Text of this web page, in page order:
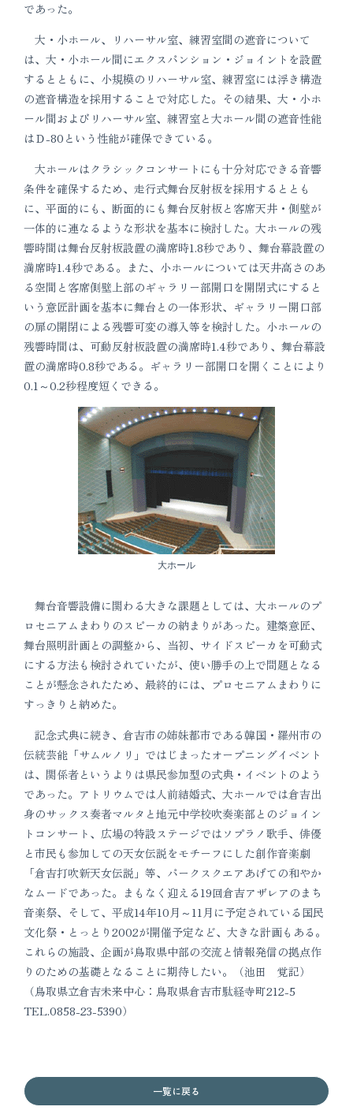
であった。
大・小ホール、リハーサル室、練習室間の遮音について
は、大・小ホール間にエクスパンション・ジョイントを設置
するとともに、小規模のリハーサル室、練習室には浮き構造
の遮音構造を採用することで対応した。その結果、大・小ホ
ール間およびリハーサル室、練習室と大ホール間の遮音性能
はＤ-80という性能が確保できている。
大ホールはクラシックコンサートにも十分対応できる音響
条件を確保するため、走行式舞台反射板を採用するととも
に、平面的にも、断面的にも舞台反射板と客席天井・側壁が
一体的に連なるような形状を基本に検討した。大ホールの残
響時間は舞台反射板設置の満席時1.8秒であり、舞台幕設置の
満席時1.4秒である。また、小ホールについては天井高さのあ
る空間と客席側壁上部のギャラリー部開口を開閉式にすると
いう意匠計画を基本に舞台との一体形状、ギャラリー開口部
の扉の開閉による残響可変の導入等を検討した。小ホールの
残響時間は、可動反射板設置の満席時1.4秒であり、舞台幕設
置の満席時0.8秒である。ギャラリー部開口を開くことにより
0.1～0.2秒程度短くできる。
大ホール
舞台音響設備に関わる大きな課題としては、大ホールのプ
ロセニアムまわりのスピーカの納まりがあった。建築意匠、
舞台照明計画との調整から、当初、サイドスピーカを可動式
にする方法も検討されていたが、使い勝手の上で問題となる
ことが懸念されたため、最終的には、プロセニアムまわりに
すっきりと納めた。
記念式典に続き、倉吉市の姉妹都市である韓国・羅州市の
伝統芸能「サムルノリ」ではじまったオープニングイベント
は、関係者というよりは県民参加型の式典・イベントのよう
であった。アトリウムでは人前結婚式、大ホールでは倉吉出
身のサックス奏者マルタと地元中学校吹奏楽部とのジョイン
トコンサート、広場の特設ステージではソプラノ歌手、俳優
と市民も参加しての天女伝説をモチーフにした創作音楽劇
「倉吉打吹新天女伝説」等、パークスクエアあげての和やか
なムードであった。まもなく迎える19回倉吉アザレアのまち
音楽祭、そして、平成14年10月～11月に予定されている国民
文化祭・とっとり2002が開催予定など、大きな計画もある。
これらの施設、企画が鳥取県中部の交流と情報発信の拠点作
りのための基礎となることに期待したい。（池田 覚記）
（鳥取県立倉吉未来中心：鳥取県倉吉市駄経寺町212-5
TEL.0858-23-5390）
一覧に戻る